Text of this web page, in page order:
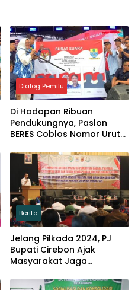
Dialog Pemilu
Di Hadapan Ribuan
Pendukungnya, Paslon
BERES Coblos Nomor Urut
Berita
Jelang Pilkada 2024, PJ
Bupati Cirebon Ajak
Masyarakat Jaga
Waspadai Politik Uang